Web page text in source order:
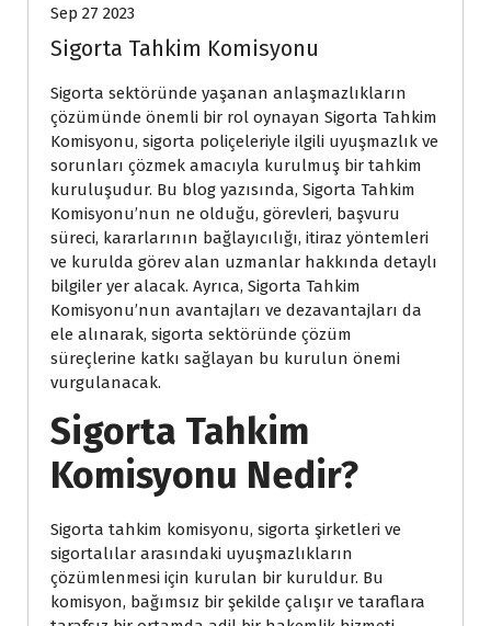
Sep 27 2023
Sigorta Tahkim Komisyonu
Sigorta sektöründe yaşanan anlaşmazlıkların
çözümünde önemli bir rol oynayan Sigorta Tahkim
Komisyonu, sigorta poliçeleriyle ilgili uyuşmazlık ve
sorunları çözmek amacıyla kurulmuş bir tahkim
kuruluşudur. Bu blog yazısında, Sigorta Tahkim
Komisyonu’nun ne olduğu, görevleri, başvuru
süreci, kararlarının bağlayıcılığı, itiraz yöntemleri
ve kurulda görev alan uzmanlar hakkında detaylı
bilgiler yer alacak. Ayrıca, Sigorta Tahkim
Komisyonu’nun avantajları ve dezavantajları da
ele alınarak, sigorta sektöründe çözüm
süreçlerine katkı sağlayan bu kurulun önemi
vurgulanacak.
Sigorta Tahkim
Komisyonu Nedir?
Sigorta tahkim komisyonu, sigorta şirketleri ve
sigortalılar arasındaki uyuşmazlıkların
çözümlenmesi için kurulan bir kuruldur. Bu
komisyon, bağımsız bir şekilde çalışır ve taraflara